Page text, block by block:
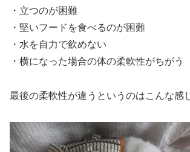
・立つのが困難
・堅いフードを食べるのが困難
・水を自力で飲めない
・横になった場合の体の柔軟性がちがう
最後の柔軟性が違うというのはこんな感